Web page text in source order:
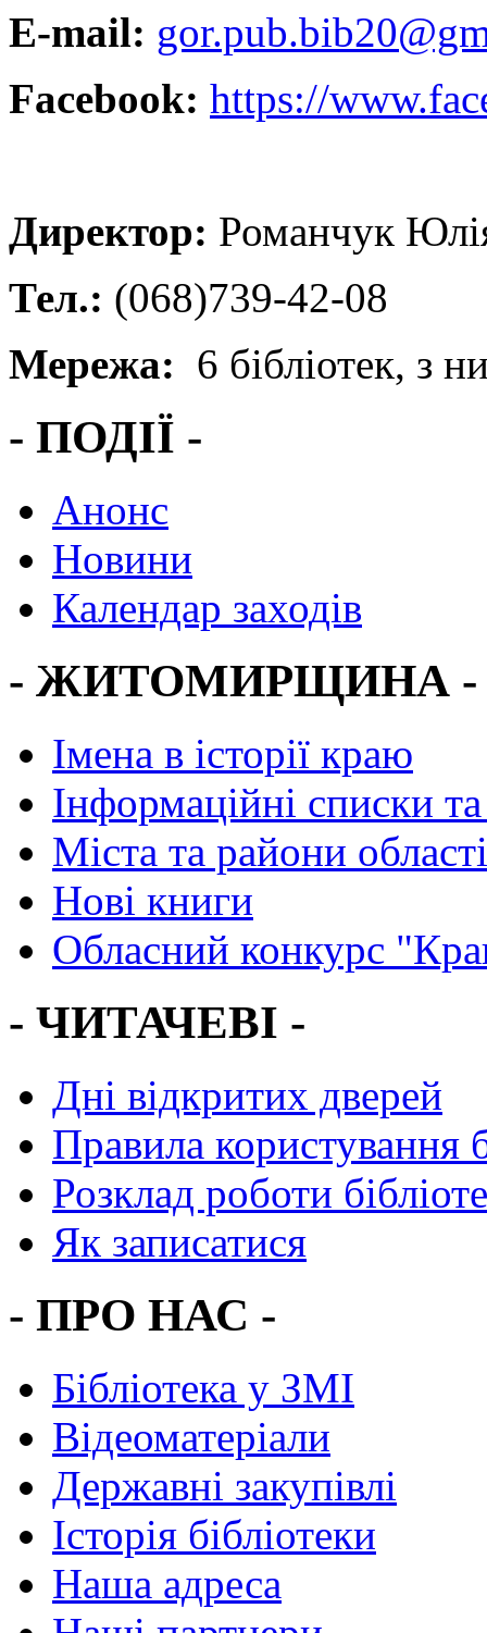
E-mаil:
Facebook: https://
Директор: Романчук
Тел.: (068)739-42-08
Мережа: 6 бібліотек, з
- ПОДІЇ -
Анонс
Новини
Календар заходів
- ЖИТОМИРЩИНА -
Імена в історії краю
Інформаційні списки
Міста та райони області
Нові книги
Обласний конкурс
- ЧИТАЧЕВІ -
Дні відкритих дверей
Правила користування
Розклад роботи
Як записатися
- ПРО НАС -
Бібліотека у ЗМІ
Відеоматеріали
Державні закупівлі
Історія бібліотеки
Наша адреса